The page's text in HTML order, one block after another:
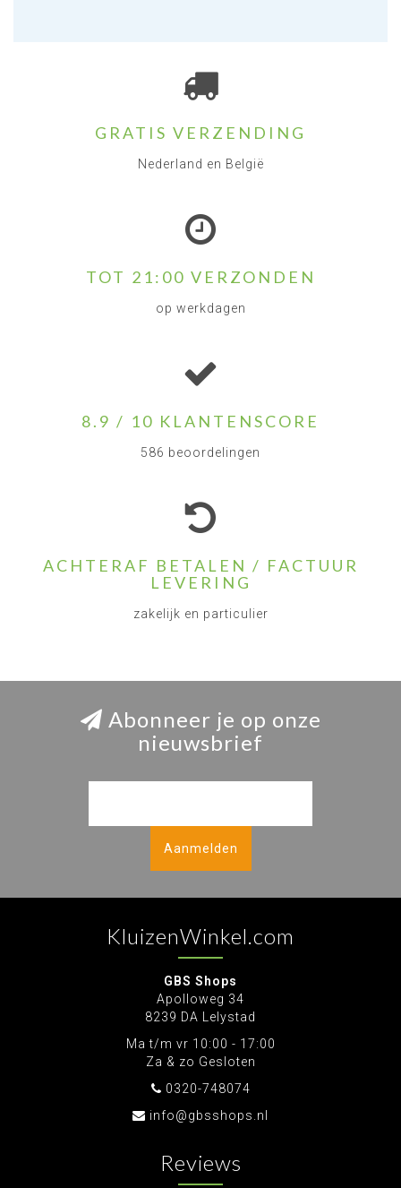
GRATIS VERZENDING
Nederland en België
TOT 21:00 VERZONDEN
op werkdagen
8.9 / 10 KLANTENSCORE
586 beoordelingen
ACHTERAF BETALEN / FACTUUR
LEVERING
zakelijk en particulier
Abonneer je op onze
nieuwsbrief
Aanmelden
KluizenWinkel.com
GBS Shops
Apolloweg 34
8239 DA Lelystad
Ma t/m vr 10:00 - 17:00
Za & zo Gesloten
0320-748074
info@gbsshops.nl
Reviews